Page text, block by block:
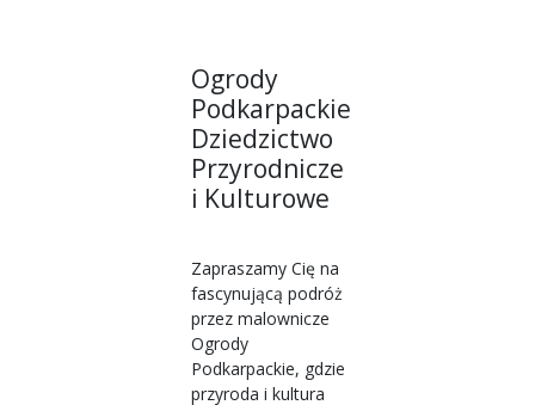
Ogrody
Podkarpackie
Dziedzictwo
Przyrodnicze
i Kulturowe
Zapraszamy Cię na
fascynującą podróż
przez malownicze
Ogrody
Podkarpackie, gdzie
przyroda i kultura